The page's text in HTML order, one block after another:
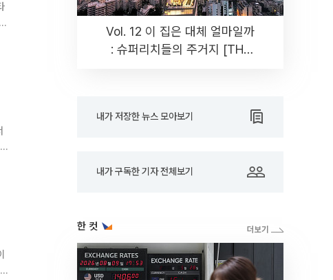
Vol. 12 이 집은 대체 얼마일까
: 슈퍼리치들의 주거지 [THE
내가 저장한 뉴스 모아보기
내가 구독한 기자 전체보기
한 컷